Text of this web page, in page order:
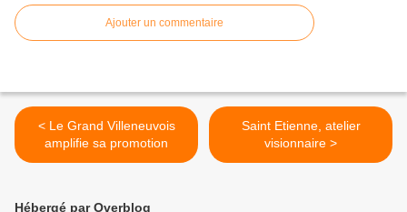
Ajouter un commentaire
< Le Grand Villeneuvois
amplifie sa promotion
Saint Etienne, atelier
visionnaire >
Hébergé par Overblog